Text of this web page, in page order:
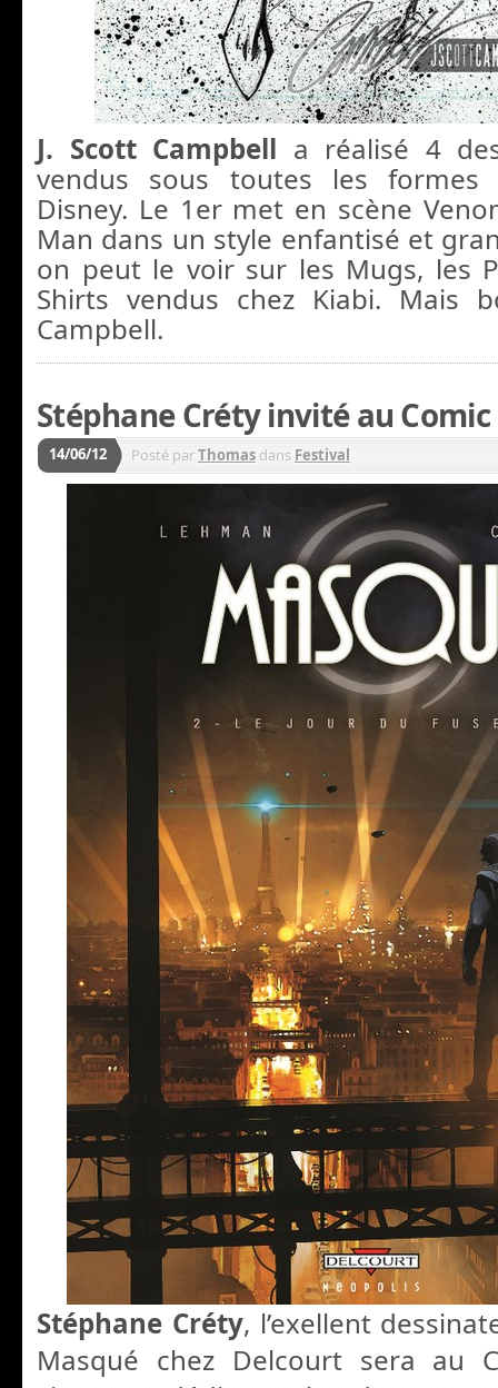
J. Scott Campbell a réalisé 4
vendus sous toutes les formes
Disney. Le 1er met en scène
Man dans un style enfantisé et
on peut le voir sur les Mugs, les
Shirts vendus chez Kiabi. Mais
Campbell.
Stéphane Créty invité au Comic
14/06/12 Posté parThomas dans Festival
Stéphane Créty, l’exellent
Masqué chez Delcourt sera au